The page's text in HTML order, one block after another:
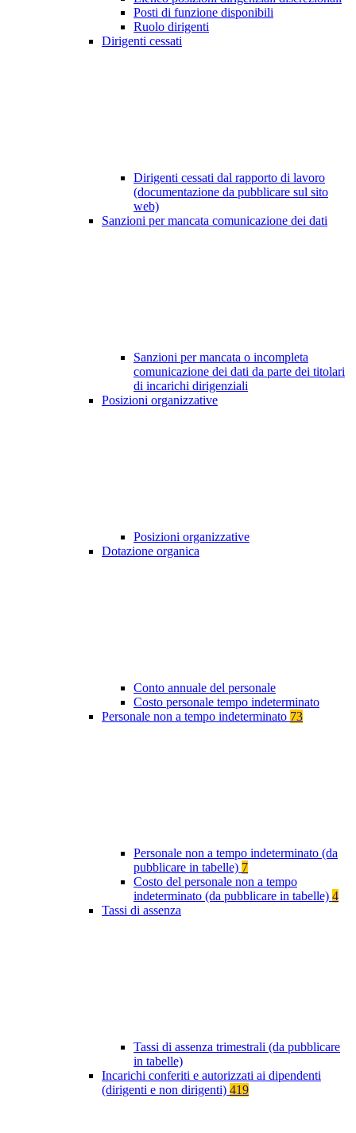
Posti di funzione disponibili
Ruolo dirigenti
Dirigenti cessati
Dirigenti cessati dal rapporto di lavoro
(documentazione da pubblicare sul sito
web)
Sanzioni per mancata comunicazione dei dati
Sanzioni per mancata o incompleta
comunicazione dei dati da parte dei titolari
di incarichi dirigenziali
Posizioni organizzative
Posizioni organizzative
Dotazione organica
Conto annuale del personale
Costo personale tempo indeterminato
Personale non a tempo indeterminato 73
Personale non a tempo indeterminato (da
pubblicare in tabelle) 7
Costo del personale non a tempo
indeterminato (da pubblicare in tabelle) 4
Tassi di assenza
Tassi di assenza trimestrali (da pubblicare
in tabelle)
Incarichi conferiti e autorizzati ai dipendenti
(dirigenti e non dirigenti) 419